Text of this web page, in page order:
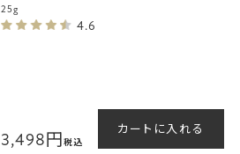
25g
4.6
3,498円税込
カートに入れる